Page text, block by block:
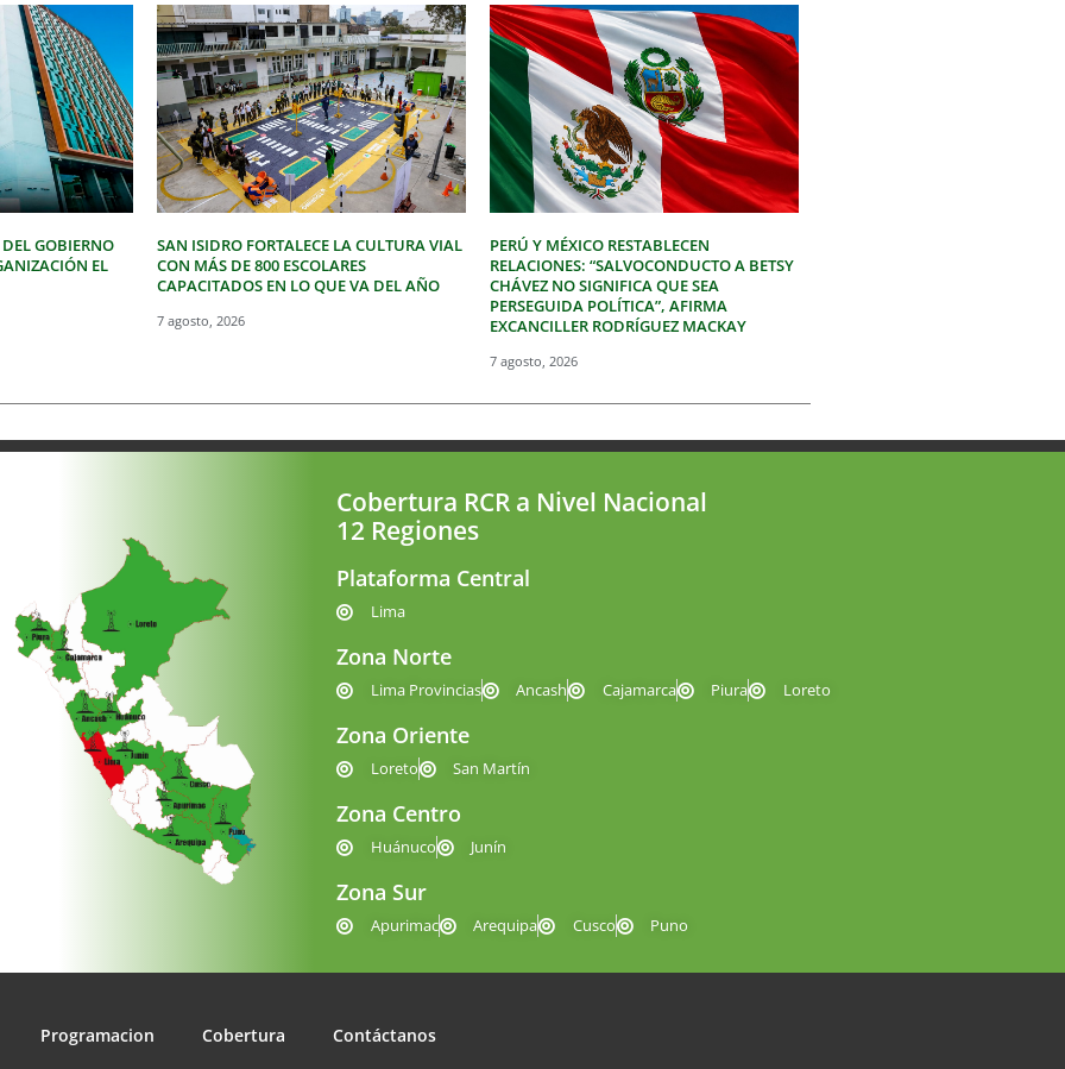
GOBIERNO
EL
SAN ISIDRO FORTALECE LA CULTURA VIAL
CON MÁS DE 800 ESCOLARES
CAPACITADOS EN LO QUE VA DEL AÑO
7 agosto, 2026
PERÚ Y MÉXICO RESTABLECEN
RELACIONES: “SALVOCONDUCTO A BETSY
CHÁVEZ NO SIGNIFICA QUE SEA
PERSEGUIDA POLÍTICA”, AFIRMA
EXCANCILLER RODRÍGUEZ MACKAY
7 agosto, 2026
Cobertura RCR a Nivel Nacional
12 Regiones
Plataforma Central
Lima
Zona Norte
Lima Provincias Ancash Cajamarca Piura Loreto
Zona Oriente
Loreto San Martín
Zona Centro
Huánuco Junín
Zona Sur
Apurimac Arequipa Cusco Puno
Programacion Cobertura Contáctanos